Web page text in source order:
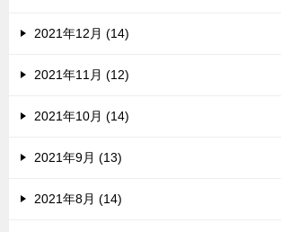
2021年12月 (14)
2021年11月 (12)
2021年10月 (14)
2021年9月 (13)
2021年8月 (14)